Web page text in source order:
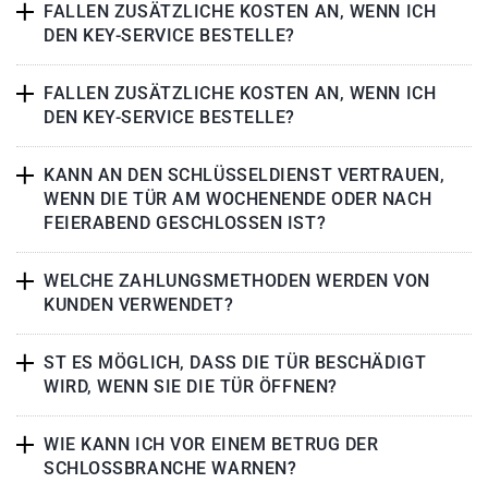
FALLEN ZUSÄTZLICHE KOSTEN AN, WENN ICH
DEN KEY-SERVICE BESTELLE?
FALLEN ZUSÄTZLICHE KOSTEN AN, WENN ICH
DEN KEY-SERVICE BESTELLE?
KANN AN DEN SCHLÜSSELDIENST VERTRAUEN,
WENN DIE TÜR AM WOCHENENDE ODER NACH
FEIERABEND GESCHLOSSEN IST?
WELCHE ZAHLUNGSMETHODEN WERDEN VON
KUNDEN VERWENDET?
ST ES MÖGLICH, DASS DIE TÜR BESCHÄDIGT
WIRD, WENN SIE DIE TÜR ÖFFNEN?
WIE KANN ICH VOR EINEM BETRUG DER
SCHLOSSBRANCHE WARNEN?